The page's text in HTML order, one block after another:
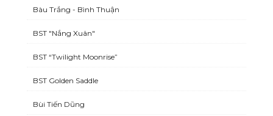
Bàu Trắng - Bình Thuận
BST "Nắng Xuân"
BST “Twilight Moonrise”
BST Golden Saddle
Bùi Tiến Dũng